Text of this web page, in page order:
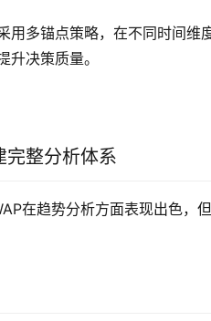
用多锚点策略，在不同时间
升决策质量。
完整分析体系
在趋势分析方面表现出色，